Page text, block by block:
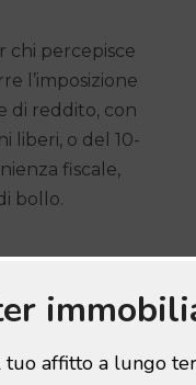
chi percepisce
l’imposizione
di reddito, con
liberi, o del 10-
fiscale,
bollo.
un
affitto a lungo